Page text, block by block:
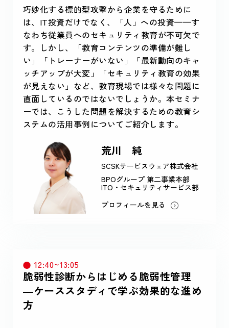
巧妙化する標的型攻撃から企業を守るために
は、IT投資だけでなく、「人」への投資——す
なわち従業員へのセキュリティ教育が不可欠で
す。しかし、「教育コンテンツの準備が難し
い」「トレーナーがいない」「最新動向のキャ
ッチアップが大変」「セキュリティ教育の効果
が見えない」など、教育現場では様々な問題に
直面しているのではないでしょうか。本セミナ
ーでは、こうした問題を解決するための教育シ
ステムの活用事例についてご紹介します。
荒川 純
SCSKサービスウェア株式会社
BPOグループ 第二事業本部
ITO・セキュリティサービス部
プロフィールを見る
12:40~13:05
脆弱性診断からはじめる脆弱性管理
―ケーススタディで学ぶ効果的な進め
方